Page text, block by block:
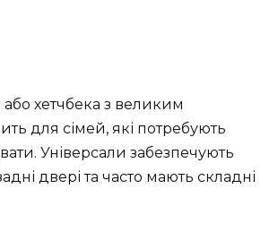
хетчбека з великим
для сімей, які потребують
Універсали забезпечують
двері та часто мають складні